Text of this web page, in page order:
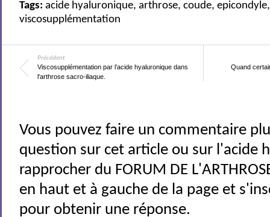
Tags:acide hyaluronique,arthrose,coude,epicondyle
viscosupplémentation
Précédent
Viscosupplémentation par l’acide hyaluronique dans
l'arthrose sacro-iliaque.
Quand
Vous pouvez faire un commentaire
question sur cet article ou sur l'acide
rapprocher du FORUM DE
en haut et à gauche de la page et
pour obtenir une réponse.